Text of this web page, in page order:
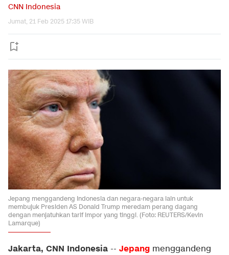
CNN Indonesia
Jumat, 21 Feb 2025 17:35 WIB
Jepang menggandeng Indonesia dan negara-negara lain untuk
membujuk Presiden AS Donald Trump meredam perang dagang
dengan menjatuhkan tarif impor yang tinggi. (Foto: REUTERS/Kevin
Lamarque)
Jakarta, CNN Indonesia -- Jepang menggandeng